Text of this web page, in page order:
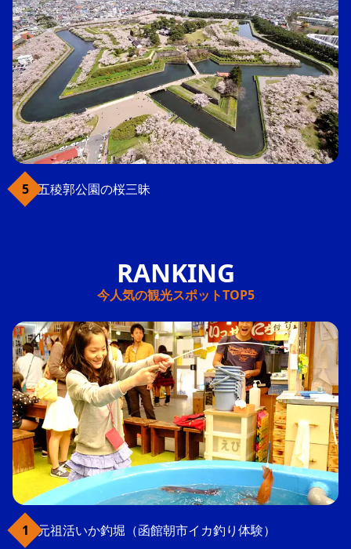
五稜郭公園の桜三昧
今人気の観光スポットTOP5
元祖活いか釣堀（函館朝市イカ釣り体験）